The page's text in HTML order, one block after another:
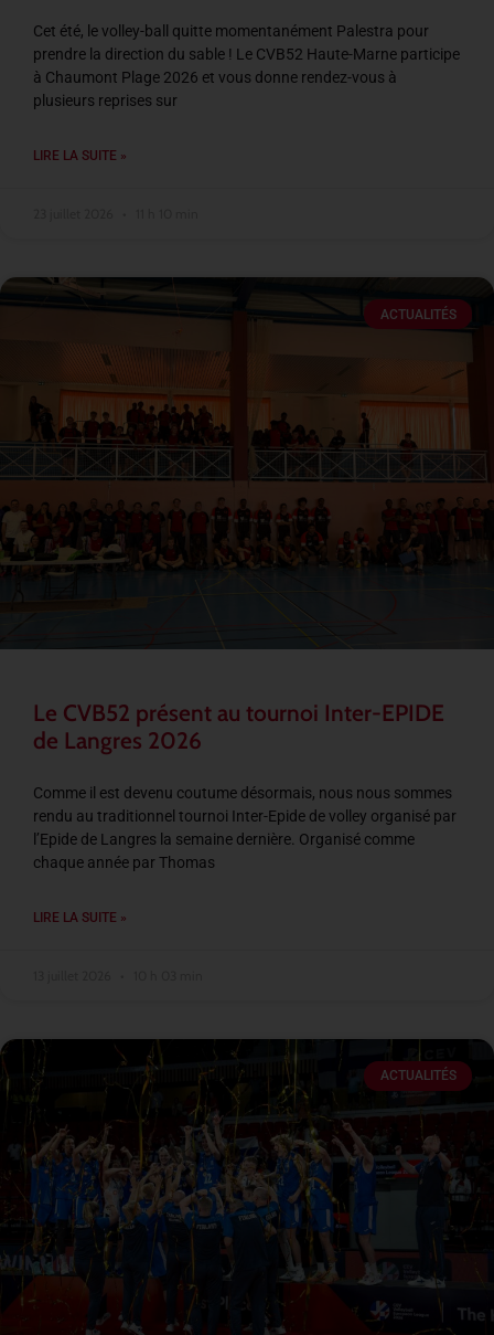
Cet été, le volley-ball quitte momentanément Palestra pour
prendre la direction du sable ! Le CVB52 Haute-Marne participe
à Chaumont Plage 2026 et vous donne rendez-vous à
plusieurs reprises sur
LIRE LA SUITE »
ACTUALITÉS
Le CVB52 présent au tournoi Inter-EPIDE
de Langres 2026
Comme il est devenu coutume désormais, nous nous sommes
rendu au traditionnel tournoi Inter-Epide de volley organisé par
l’Epide de Langres la semaine dernière. Organisé comme
chaque année par Thomas
LIRE LA SUITE »
ACTUALITÉS